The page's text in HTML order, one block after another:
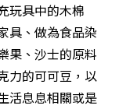
玩具中的木棉
具、做為食品染
果、沙士的原料
力的可可豆，以
活息息相關或是